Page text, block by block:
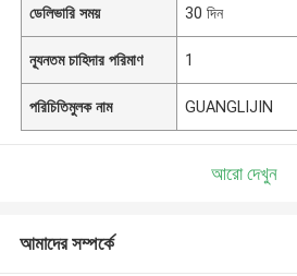
ডেলিভারি সময় 30 দিন
ন্যূনতম চাহিদার পরিমাণ 1
পরিচিতিমুলক নাম GUANGLIJIN
আরো দেখুন
আমাদের সম্পর্কে